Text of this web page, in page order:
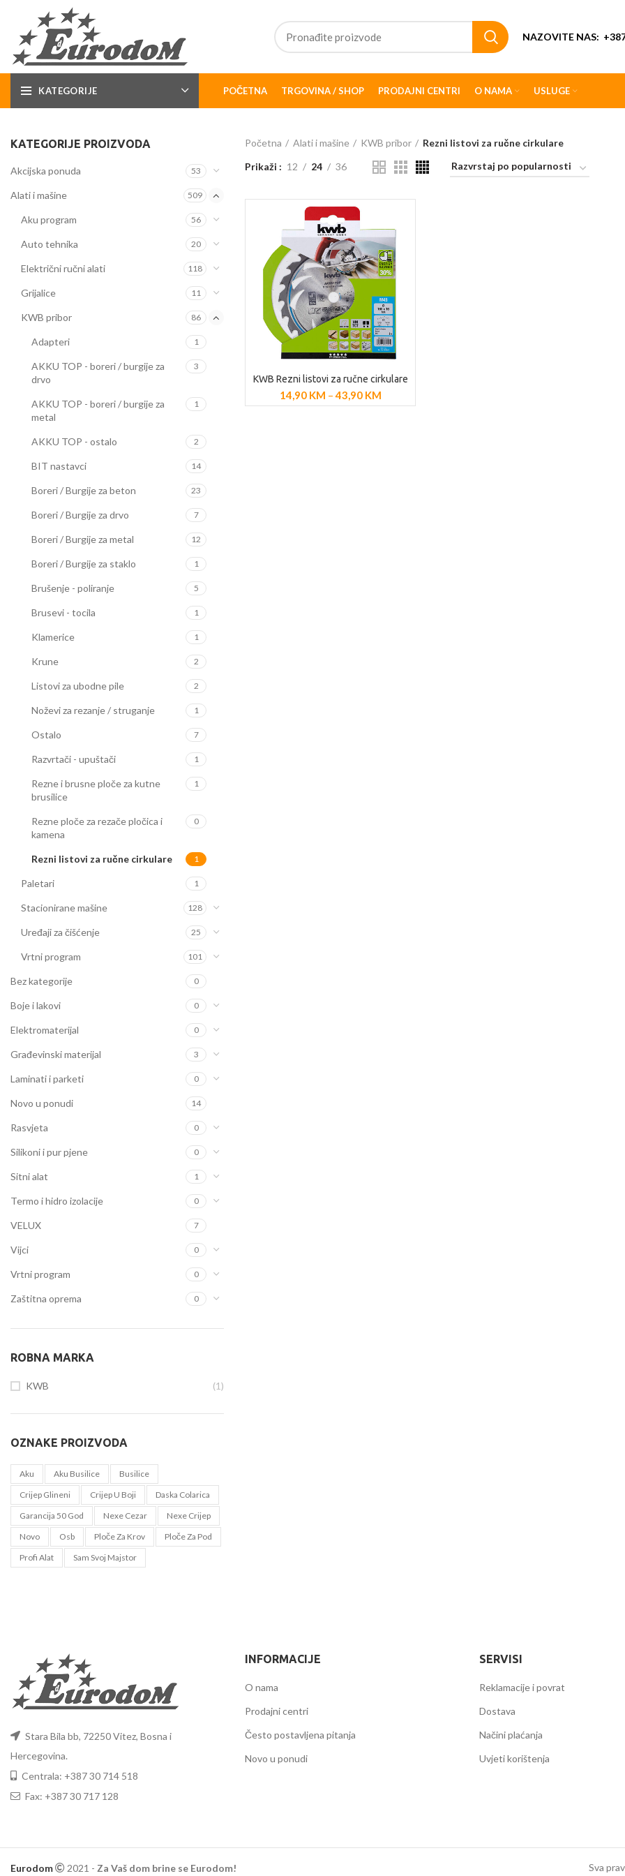
NAZOVITE NAS:
KATEGORIJE POČETNA TRGOVINA / SHOP PRODAJNI CENTRI O NAMA USLUGE
KATEGORIJE PROIZVODA
Akcijska ponuda 53
Alati i mašine 509
Aku program 56
Auto tehnika 20
Električni ručni alati 118
Grijalice 11
KWB pribor 86
Adapteri 1
AKKU TOP - boreri / burgije za
drvo
3
AKKU TOP - boreri / burgije za
metal
1
AKKU TOP - ostalo 2
BIT nastavci 14
Boreri / Burgije za beton 23
Boreri / Burgije za drvo 7
Boreri / Burgije za metal 12
Boreri / Burgije za staklo 1
Brušenje - poliranje 5
Brusevi - tocila 1
Klamerice 1
Krune 2
Listovi za ubodne pile 2
Noževi za rezanje / struganje 1
Ostalo 7
Razvrtači - upuštači 1
Rezne i brusne ploče za kutne
brusilice
1
Rezne ploče za rezače pločica i
kamena
0
Rezni listovi za ručne cirkulare 1
Paletari 1
Stacionirane mašine 128
Uređaji za čišćenje 25
Vrtni program 101
Bez kategorije 0
Boje i lakovi 0
Elektromaterijal 0
Građevinski materijal 3
Laminati i parketi 0
Novo u ponudi 14
Rasvjeta 0
Silikoni i pur pjene 0
Sitni alat 1
Termo i hidro izolacije 0
VELUX 7
Vijci 0
Vrtni program 0
Zaštitna oprema 0
ROBNA MARKA
KWB (1)
OZNAKE PROIZVODA
Aku Aku Busilice
Busilice
Crijep Glineni
Crijep U Boji
Daska Colarica
Garancija 50 God
Nexe Cezar
Nexe Crijep
Novo
Osb Ploče Za Krov
Ploče Za Pod
Profi Alat
Sam Svoj Majstor
Početna Alati i mašine KWB pribor
Rezni listovi za ručne cirkulare
Prikaži
12 24 36
POGLEDAJ PROIZVODE
KWB Rezni listovi za ručne cirkulare
14,90 KM –43,90 KM
Stara Bila bb, 72250 Vitez, Bosna i
Hercegovina.
Centrala: +387 30 714 518
Fax: +387 30 717 128
INFORMACIJE
O nama
Prodajni centri
Često postavljena pitanja
Novo u ponudi
SERVISI
Reklamacije i povrat
Dostava
Načini plaćanja
Uvjeti korištenja
Eurodom 2021 - Za Vaš dom brine se Eurodom! Sva